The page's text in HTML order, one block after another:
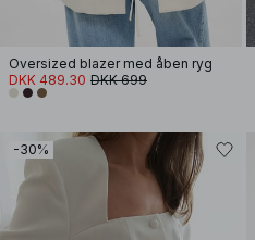
Oversized blazer med åben ryg
DKK 489.30 DKK 699
-30%